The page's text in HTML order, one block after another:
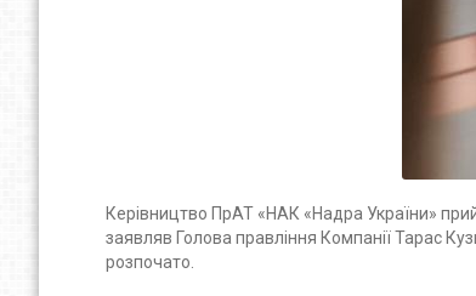
Керівництво ПрАТ «НАК «Надра України»
заявляв Голова правління Компанії Тарас
розпочато.